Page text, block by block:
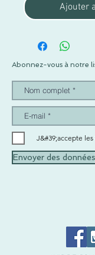
Ajouter
Abonnez-vous à notre
J&#39;accepte
Envoyer des données